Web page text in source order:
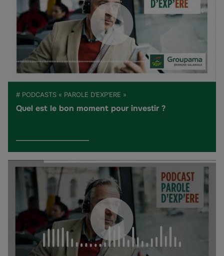
# PODCASTS « PAROLE D’EXP’ERE »
Quel est le bon moment pour investir ?